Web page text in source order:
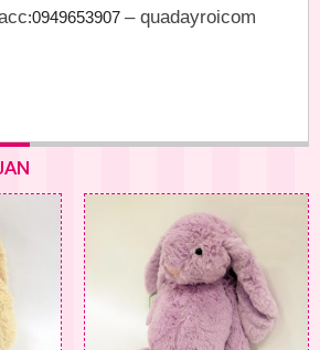
:0949653907 – quadayroicom